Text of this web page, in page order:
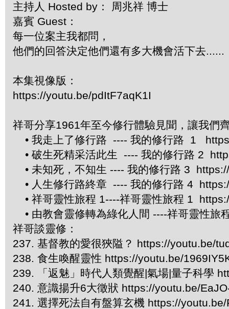
主持人 Hosted by： 周兆祥 博士
嘉賓 Guest：
每一位案主我都問，
他們的回答決定他們還有多大機會活下去......
本集視像版：
https://youtu.be/pdItF7aqK1I
祥哥分享1961年至今修行體驗見聞，讓我們
• 我走上了修行路 ---- 我的修行路 1
• 破生死精采活此生 ---- 我的修行路 2
• 未知死，不知生 ---- 我的修行路 3
• 人生修行路終章 ---- 我的修行路 4
• 祥哥靈性旅程 1----祥哥靈性旅程 1
• 由教會靈修轉為綠化人間 ----祥哥靈性
祥哥談靈修：
237. 基督教的愛很狹隘？ https://youtu.be/
238. 食生喚醒靈性 https://youtu.be/
239. 「返魅」時代人類覺醒|氣場|量子科學
240. 意識揚升6大徵狀 https://youtu.be/
241. 選擇死法自有盤算玄機 https://